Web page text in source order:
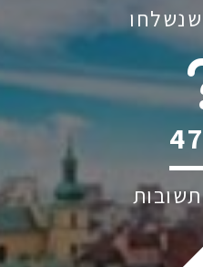
שנשלחו